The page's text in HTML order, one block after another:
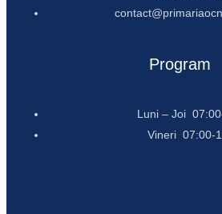
Program
Luni – Joi
Vineri 07:00-